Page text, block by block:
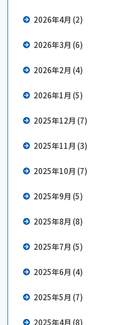
2026年4月 (2)
2026年3月 (6)
2026年2月 (4)
2026年1月 (5)
2025年12月 (7)
2025年11月 (3)
2025年10月 (7)
2025年9月 (5)
2025年8月 (8)
2025年7月 (5)
2025年6月 (4)
2025年5月 (7)
2025年4月 (8)